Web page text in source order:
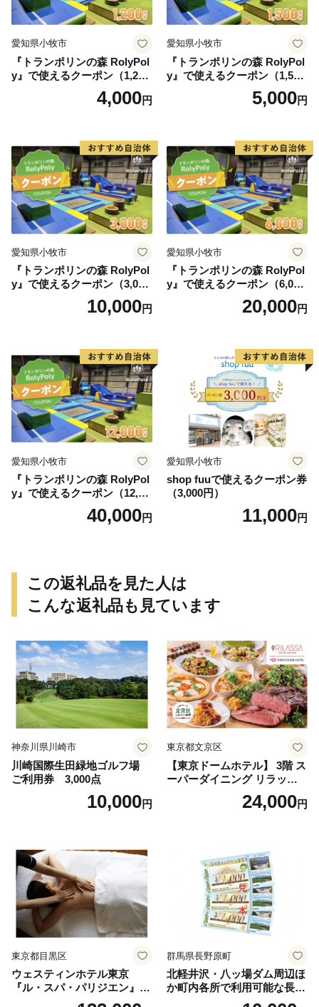
愛知県小牧市
『トランポリンの森 RolyPol
y』で使えるクーポン（1,200
4,000円
愛知県小牧市
『トランポリンの森 RolyPol
y』で使えるクーポン（1,500
5,000円
愛知県小牧市
『トランポリンの森 RolyPol
y』で使えるクーポン（3,000
10,000円
愛知県小牧市
『トランポリンの森 RolyPol
y』で使えるクーポン（6,000
20,000円
愛知県小牧市
『トランポリンの森 RolyPol
y』で使えるクーポン（12,00
40,000円
愛知県小牧市
shop fuuで使えるクーポン券
（3,000円）
11,000円
この返礼品を見た人は
こんな返礼品も見ています
神奈川県川崎市
川崎国際生田緑地ゴルフ場
ご利用券 3,000点
10,000円
東京都文京区
【東京ドームホテル】 3階 ス
ーパーダイニング リラッサ
ランチブッフェ お食事券 大
人1名様分 関東 東京 ご利用
24,000円
東京都目黒区
ウェスティンホテル東京
『ル・スパ・パリジエン』選
べるボディセラピー90分/1名
群馬県長野原町
北軽井沢・八ッ場ダム周辺ほ
か町内各所で利用可能な長野
原町ふるさと感謝券（3,000